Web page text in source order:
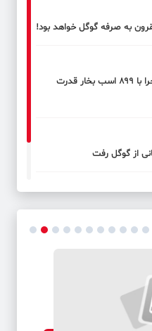
منصوری از مرسدس G63 طرح صحرا با ۸۹۹ اسب بخار قدرت
از گوگل رفت